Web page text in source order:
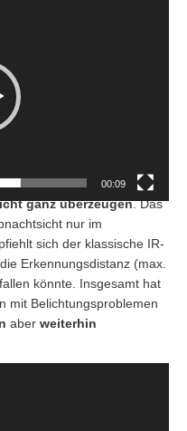
00:09
ganz überzeugen. Das
nur im
sich der klassische IR-
Erkennungsdistanz (max.
könnte. Insgesamt hat
mit Belichtungsproblemen
aber weiterhin